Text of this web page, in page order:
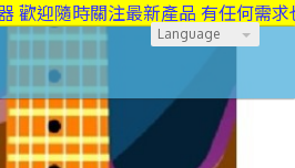
隨時關注最新產品 有任何需求也可
Language